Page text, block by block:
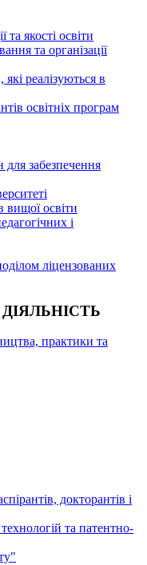
та якості освіти
та організації
реалізуються в
освітніх програм
для забезпечення
вищої освіти
і
ліцензoваних
практики та
докторантів і
та патентно-